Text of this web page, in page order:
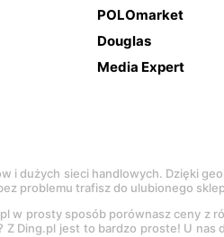
POLOmarket
Douglas
Media Expert
i dużych sieci handlowych. Dzięki
problemu trafisz do ulubionego
w prosty sposób porównasz ceny z
Z Ding.pl jest to bardzo proste! U